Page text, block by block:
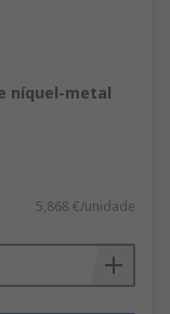
al
respecto al
base de
o
níquel-metal
5,868 €/unidade